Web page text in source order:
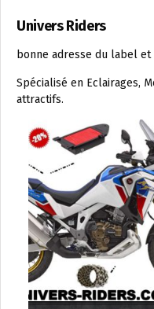
Univers Riders
bonne adresse du label et
Spécialisé en Eclairages,
attractifs.